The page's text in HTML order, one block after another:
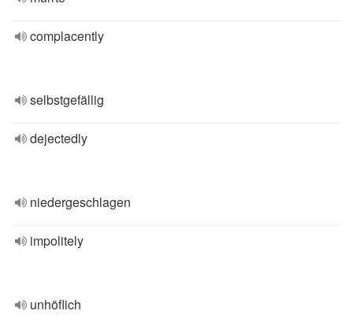
complacently
selbstgefällig
dejectedly
niedergeschlagen
impolitely
unhöflich